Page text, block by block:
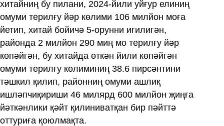
хитайниң бу пилани, 2024-йили уйғур елиниң
омуми терилғу йәр көлими 106 милйон моға
йетип, хитай бойичә 5-орунни игилигән,
районда 2 милйон 290 миң мо терилғу йәр
көпәйгән, бу хитайда өткән йили көпәйгән
омуми терилғу көлиминиң 38.6 пирсәнтини
тәшкил қилип, районниң омуми ашлиқ
ишләпчиқириши 46 милярд 600 милйон җиңға
йәткәнлики қәйт қилиниватқан бир пәйттә
оттуриға қоюлмақта.